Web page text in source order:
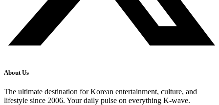
About Us
The ultimate destination for Korean entertainment, culture, and
lifestyle since 2006. Your daily pulse on everything K-wave.